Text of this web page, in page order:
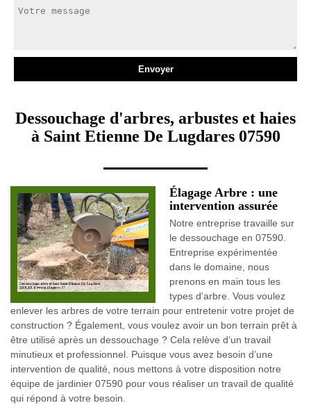
Dessouchage d'arbres, arbustes et haies
à Saint Etienne De Lugdares 07590
Élagage Arbre : une
intervention assurée
Notre entreprise travaille sur
le dessouchage en 07590.
Entreprise expérimentée
dans le domaine, nous
prenons en main tous les
types d’arbre. Vous voulez
enlever les arbres de votre terrain pour entretenir votre projet de
construction ? Également, vous voulez avoir un bon terrain prêt à
être utilisé après un dessouchage ? Cela relève d’un travail
minutieux et professionnel. Puisque vous avez besoin d’une
intervention de qualité, nous mettons à votre disposition notre
équipe de jardinier 07590 pour vous réaliser un travail de qualité
qui répond à votre besoin.